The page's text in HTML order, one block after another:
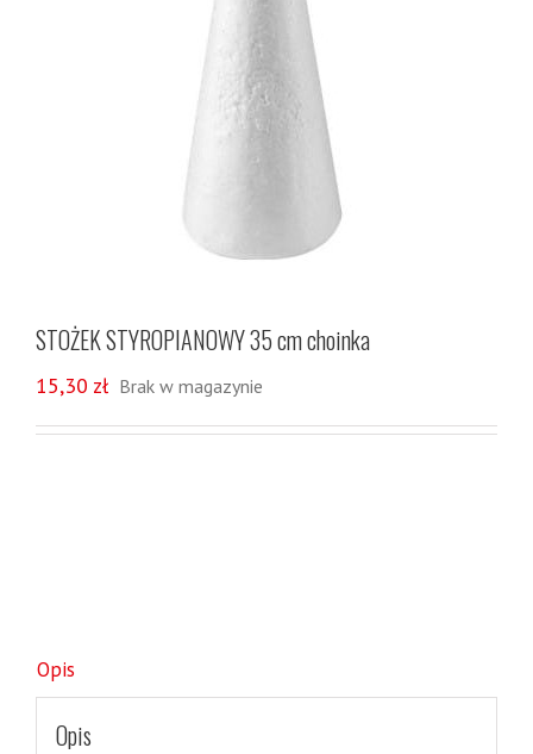
STOŻEK STYROPIANOWY 35 cm choinka
15,30 zł Brak w magazynie
Opis
Opis